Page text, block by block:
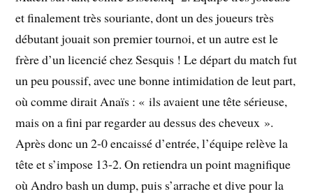
et finalement très souriante, dont un des joueurs très
débutant jouait son premier tournoi, et un autre est le
frère d’un licencié chez Sesquis ! Le départ du match fut
un peu poussif, avec une bonne intimidation de leut part,
où comme dirait Anaïs : « ils avaient une tête sérieuse,
mais on a fini par regarder au dessus des cheveux ».
Après donc un 2-0 encaissé d’entrée, l’équipe relève la
tête et s’impose 13-2. On retiendra un point magnifique
où Andro bash un dump, puis s’arrache et dive pour la